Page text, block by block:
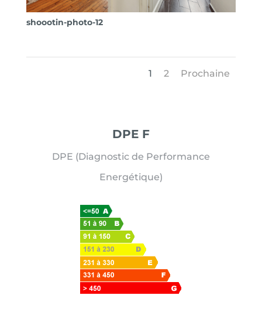
shoootin-photo-12
1 2 Prochaine
DPE F
DPE (Diagnostic de Performance
Energétique)